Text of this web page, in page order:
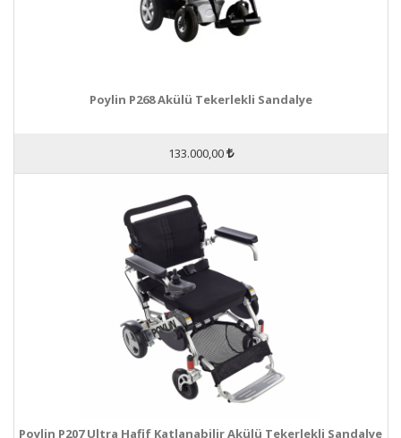
Poylin P268 Akülü Tekerlekli Sandalye
133.000,00
Poylin P207 Ultra Hafif Katlanabilir Akülü Tekerlekli Sandalye